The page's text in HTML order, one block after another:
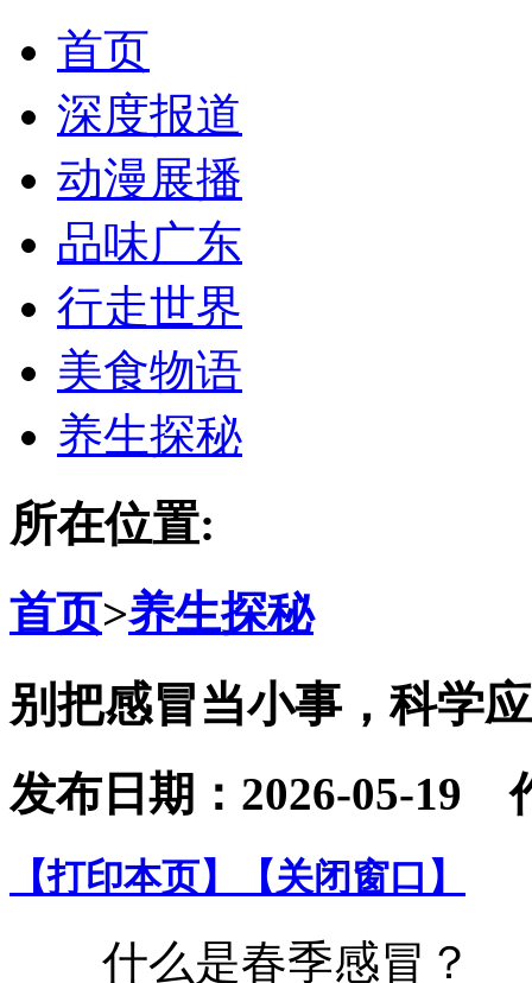
首页
深度报道
动漫展播
品味广东
行走世界
美食物语
养生探秘
所在位置:
首页>养生探秘
别把感冒当小事，科学
发布日期：2026-05-19
【打印本页】 【关闭窗口】
什么是春季感冒？